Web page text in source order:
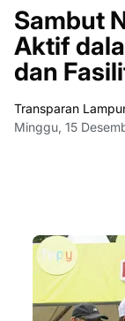
Sambut
Aktif
dan
Transparan
Minggu, 15